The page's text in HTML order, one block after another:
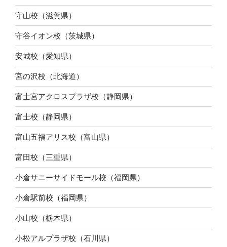
守山校（滋賀県）
守谷イオン校（茨城県）
安城校（愛知県）
宮の沢校（北海道）
富士宮アクロスプラザ校（静岡県）
富士校（静岡県）
富山五福アリス校（富山県）
富田校（三重県）
小倉サニーサイドモール校（福岡県）
小倉駅前校（福岡県）
小山校（栃木県）
小松アルプラザ校（石川県）